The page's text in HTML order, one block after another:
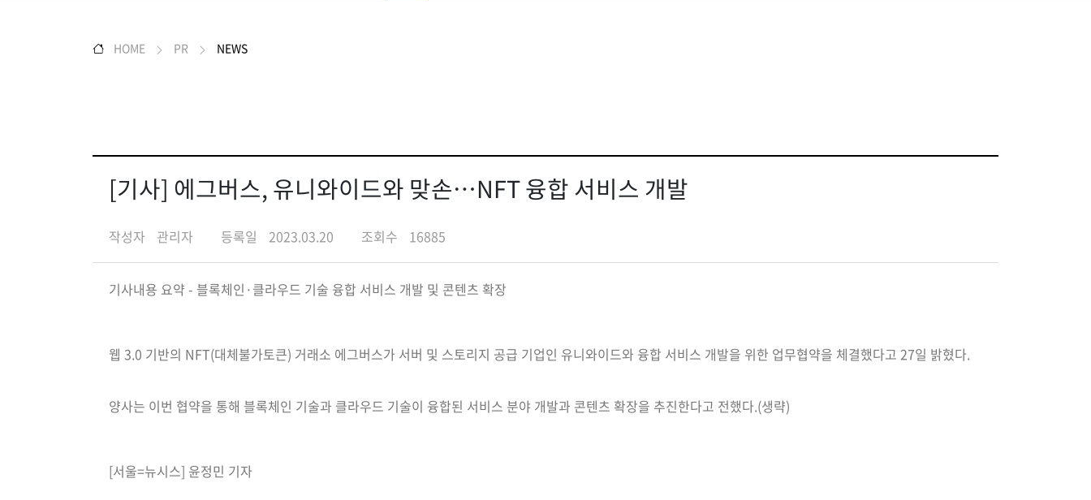
HOME PR NEWS
[기사] 에그버스, 유니와이드와 맞손…NFT 융합 서비스 개발
작성자 관리자 등록일 2023.03.20 조회수 16885
기사내용 요약 - 블록체인·클라우드 기술 융합 서비스 개발 및 콘텐츠 확장
웹 3.0 기반의 NFT(대체불가토큰) 거래소 에그버스가 서버 및 스토리지 공급 기업인 유니와이드와 융합 서비스 개발을 위한 업무협약을 체결했다고 27일 밝혔다.
양사는 이번 협약을 통해 블록체인 기술과 클라우드 기술이 융합된 서비스 분야 개발과 콘텐츠 확장을 추진한다고 전했다.(생략)
[서울=뉴시스] 윤정민 기자